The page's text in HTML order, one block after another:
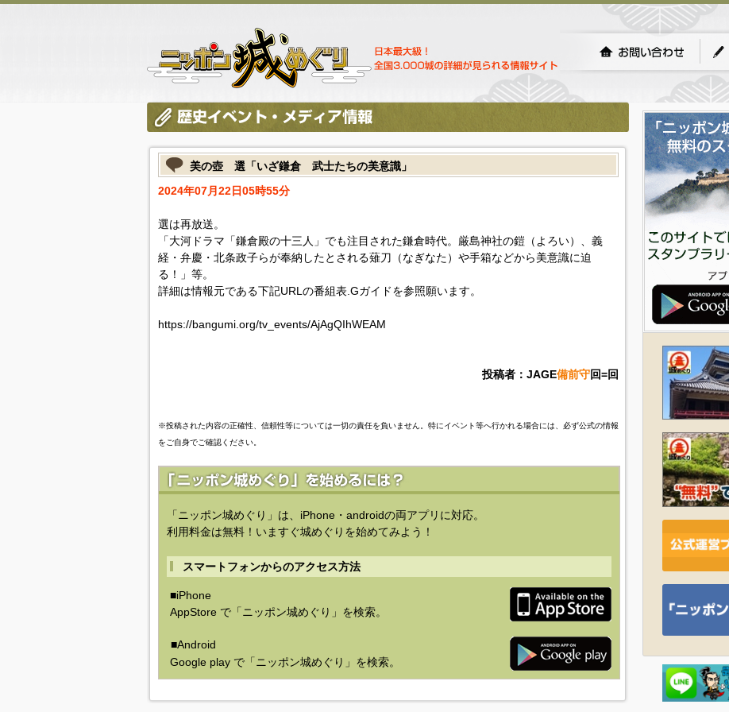
美の壺 選「いざ鎌倉 武士たちの美意識」
2024年07月22日05時55分
選は再放送。
「大河ドラマ「鎌倉殿の十三人」でも注目された鎌倉時代。厳島神社の鎧（よろい）、義
経・弁慶・北条政子らが奉納したとされる薙刀（なぎなた）や手箱などから美意識に迫
る！」等。
詳細は情報元である下記URLの番組表.Gガイドを参照願います。
https://bangumi.org/tv_events/AjAgQIhWEAM
投稿者：JAGE備前守回=回
※投稿された内容の正確性、信頼性等については一切の責任を負いません。特にイベント等へ行かれる場合には、必ず公式の情報
をご自身でご確認ください。
「ニッポン城めぐり」は、iPhone・androidの両アプリに対応。
利用料金は無料！いますぐ城めぐりを始めてみよう！
スマートフォンからのアクセス方法
■iPhone
AppStore で「ニッポン城めぐり」を検索。
■Android
Google play で「ニッポン城めぐり」を検索。